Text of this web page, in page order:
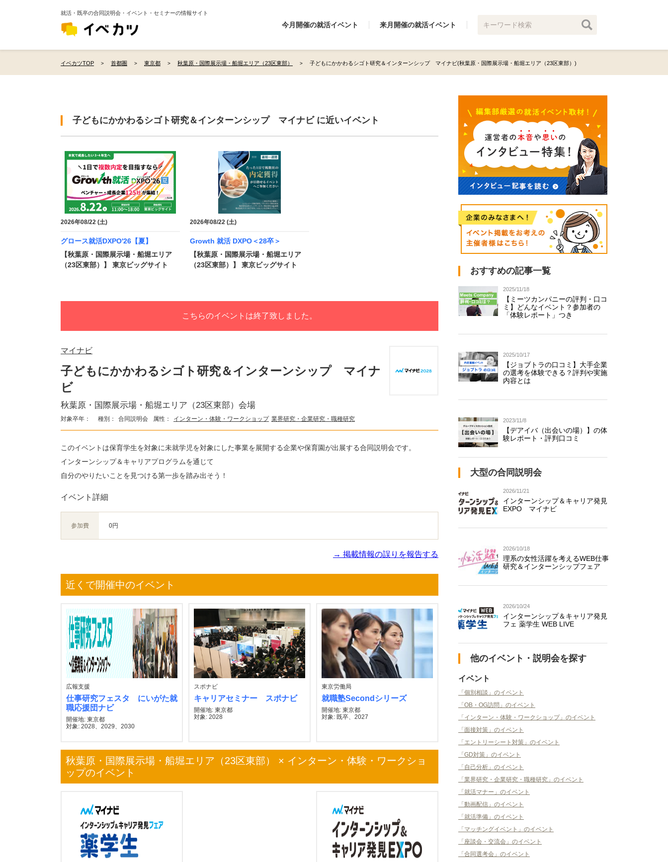
就活・既卒の合同説明会・イベント・セミナーの情報サイト
今月開催の就活イベント 来月開催の就活イベント
イベカツTOP 首都圏 東京都 秋葉原・国際展示場・船堀エリア（23区東部） 子どもにかかわるシゴト研究＆インターンシップ マイナビ(秋葉原・国際展示場・船堀エリア（23区東部）)
子どもにかかわるシゴト研究＆インターンシップ マイナビ に近いイベント
2026年08/22 (土)
グロース就活DXPO'26【夏】
【秋葉原・国際展示場・船堀エリア
（23区東部）】 東京ビッグサイト
2026年08/22 (土)
Growth 就活 DXPO＜28卒＞
【秋葉原・国際展示場・船堀エリア
（23区東部）】 東京ビッグサイト
こちらのイベントは終了致しました。
マイナビ
子どもにかかわるシゴト研究＆インターンシップ マイナ
ビ
秋葉原・国際展示場・船堀エリア（23区東部）会場
対象卒年： 種別： 合同説明会 属性： インターン・体験・ワークショップ 業界研究・企業研究・職種研究
このイベントは保育学生を対象に未就学児を対象にした事業を展開する企業や保育園が出展する合同説明会です。
インターンシップ＆キャリアプログラムを通じて
自分のやりたいことを見つける第一歩を踏み出そう！
イベント詳細
参加費 0円
→ 掲載情報の誤りを報告する
近くで開催中のイベント
広報支援
仕事研究フェスタ にいがた就
職応援団ナビ
開催地: 東京都
対象: 2028、2029、2030
スポナビ
キャリアセミナー スポナビ
開催地: 東京都
対象: 2028
東京労働局
就職塾Secondシリーズ
開催地: 東京都
対象: 既卒、2027
秋葉原・国際展示場・船堀エリア（23区東部） × インターン・体験・ワークショ
ップのイベント
おすすめの記事一覧
2025/11/18
【ミーツカンパニーの評判・口コ
ミ】どんなイベント？参加者の
「体験レポート」つき
2025/10/17
【ジョブトラの口コミ】大手企業
の選考を体験できる？評判や実施
内容とは
2023/11/8
【デアイバ（出会いの場）】の体
験レポート・評判口コミ
大型の合同説明会
2026/11/21
インターンシップ＆キャリア発見
EXPO マイナビ
2026/10/18
理系の女性活躍を考えるWEB仕事
研究＆インターンシップフェア
2026/10/24
インターンシップ＆キャリア発見
フェ 薬学生 WEB LIVE
他のイベント・説明会を探す
イベント
「個別相談」のイベント
「OB・OG訪問」のイベント
「インターン・体験・ワークショップ」のイベント
「面接対策」のイベント
「エントリーシート対策」のイベント
「GD対策」のイベント
「自己分析」のイベント
「業界研究・企業研究・職種研究」のイベント
「就活マナー」のイベント
「動画配信」のイベント
「就活準備」のイベント
「マッチングイベント」のイベント
「座談会・交流会」のイベント
「合同選考会」のイベント